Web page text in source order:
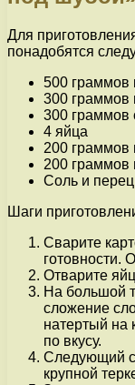
Для
понадобятся
500 граммов
300 граммов
300 граммов
4 яйца
200 граммов
200 граммов
Соль и перец
Шаги
Сварите
готовности.
Отварите
На большой
сложение
натертый на
по вкусу.
Следующий
крупной